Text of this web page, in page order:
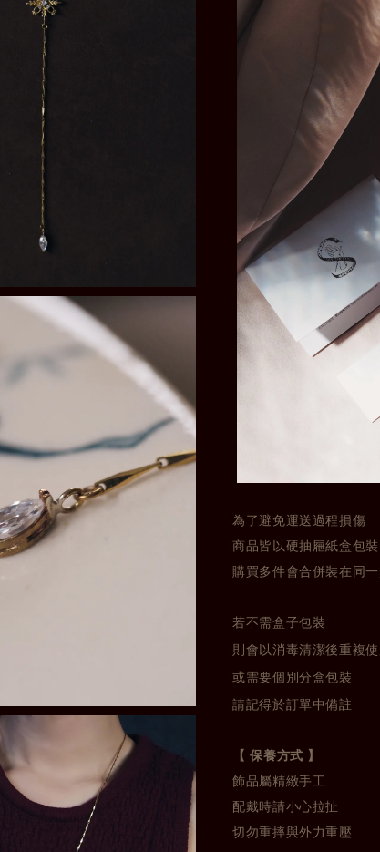
為了避免運送過程損傷
商品皆以硬抽屜紙盒包
購買多件會合併裝在同
若不需盒子包裝
則會以消毒清潔後重複
或需要個別分盒包裝
請記得於訂單中備註
【 保養方式 】
飾品屬精緻手工
配戴時請小心拉扯
切勿重摔與外力重壓